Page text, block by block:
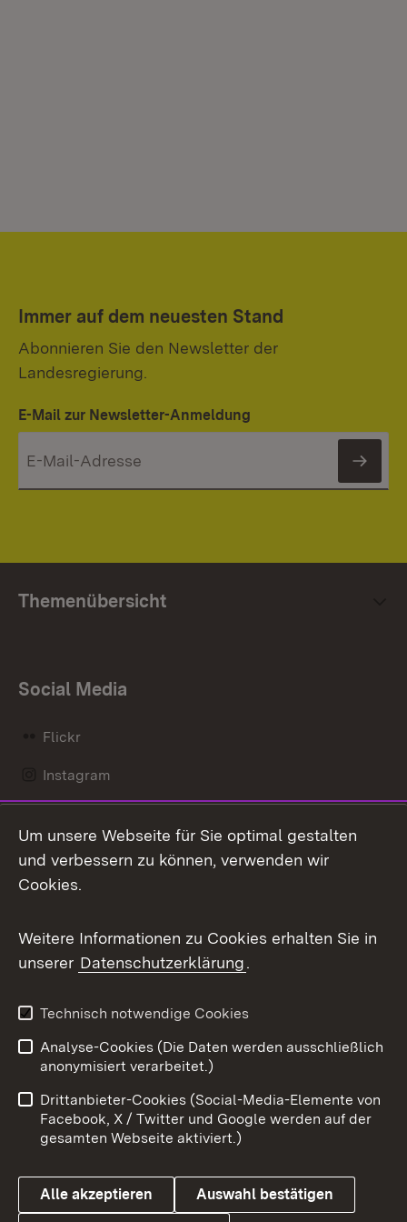
Immer auf dem neuesten Stand
Abonnieren Sie den Newsletter der
Landesregierung.
E-Mail zur Newsletter-Anmeldung
Themenübersicht
Social Media
Flickr
Instagram
Mastodon
Messenger
Social Wall
X / Twitter
Youtube
Benutzungshinweise
Barrierefreiheit
Datenschutz
Cookies
Um unsere Webseite für Sie optimal gestalten
und verbessern zu können, verwenden wir
Cookies.
Weitere Informationen zu Cookies erhalten Sie in
unserer Datenschutzerklärung.
Technisch notwendige Cookies
Analyse-Cookies (Die Daten werden ausschließlich
anonymisiert verarbeitet.)
Drittanbieter-Cookies (Social-Media-Elemente von
Facebook, X / Twitter und Google werden auf der
gesamten Webseite aktiviert.)
Alle akzeptieren Auswahl bestätigen